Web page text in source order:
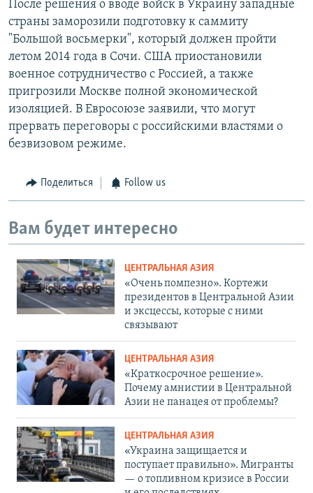
После решения о вводе войск в Украину западные
страны заморозили подготовку к саммиту
"Большой восьмерки", который должен пройти
летом 2014 года в Сочи. США приостановили
военное сотрудничество с Россией, а также
пригрозили Москве полной экономической
изоляцией. В Евросоюзе заявили, что могут
прервать переговоры с российскими властями о
безвизовом режиме.
Поделиться Follow us
Вам будет интересно
ЦЕНТРАЛЬНАЯ АЗИЯ
«Очень помпезно». Кортежи
президентов в Центральной Азии
и эксцессы, которые с ними
связывают
ЦЕНТРАЛЬНАЯ АЗИЯ
«Краткосрочное решение».
Почему амнистии в Центральной
Азии не панацея от проблемы?
ЦЕНТРАЛЬНАЯ АЗИЯ
«Украина защищается и
поступает правильно». Мигранты
— о топливном кризисе в России